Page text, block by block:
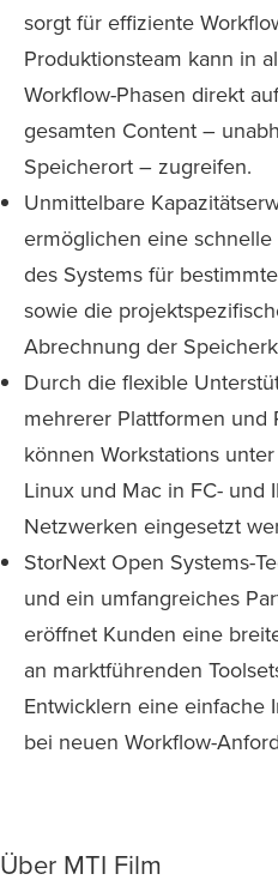
sorgt für effiziente
Produktionsteam kann in
Workflow-Phasen direkt
gesamten Content –
Speicherort – zugreifen.
Unmittelbare
ermöglichen eine schnelle
des Systems für
sowie die
Abrechnung der
Durch die flexible
mehrerer Plattformen und
können Workstations
Linux und Mac in FC- und
Netzwerken eingesetzt
StorNext Open Systems-
und ein umfangreiches
eröffnet Kunden eine
an marktführenden
Entwicklern eine einfache
bei neuen Workflow-
Über MTI Film